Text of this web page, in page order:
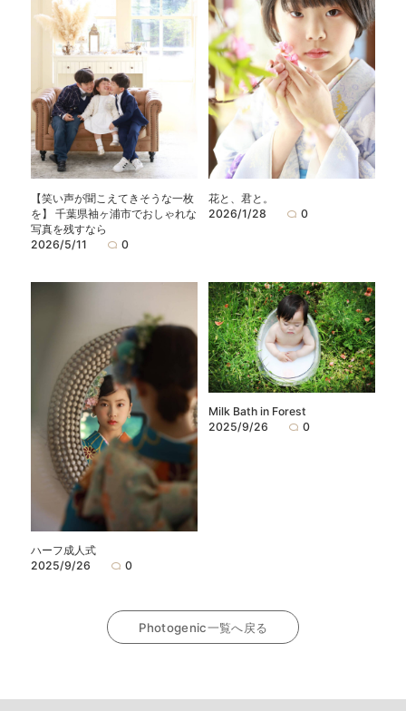
【笑い声が聞こえてきそうな一枚
を】 千葉県袖ヶ浦市でおしゃれな
写真を残すなら
2026/5/11
0
花と、君と。
2026/1/28
0
ハーフ成人式
2025/9/26
0
Milk Bath in Forest
2025/9/26
0
Photogenic一覧へ戻る